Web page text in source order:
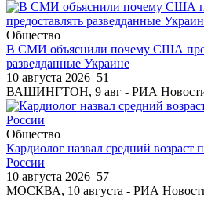
Общество
В СМИ объяснили почему США
разведданные Украине
10 августа 2026 51
ВАШИНГТОН, 9 авг - РИА
Общество
Кардиолог назвал средний возраст
России
10 августа 2026 57
МОСКВА, 10 августа - РИА